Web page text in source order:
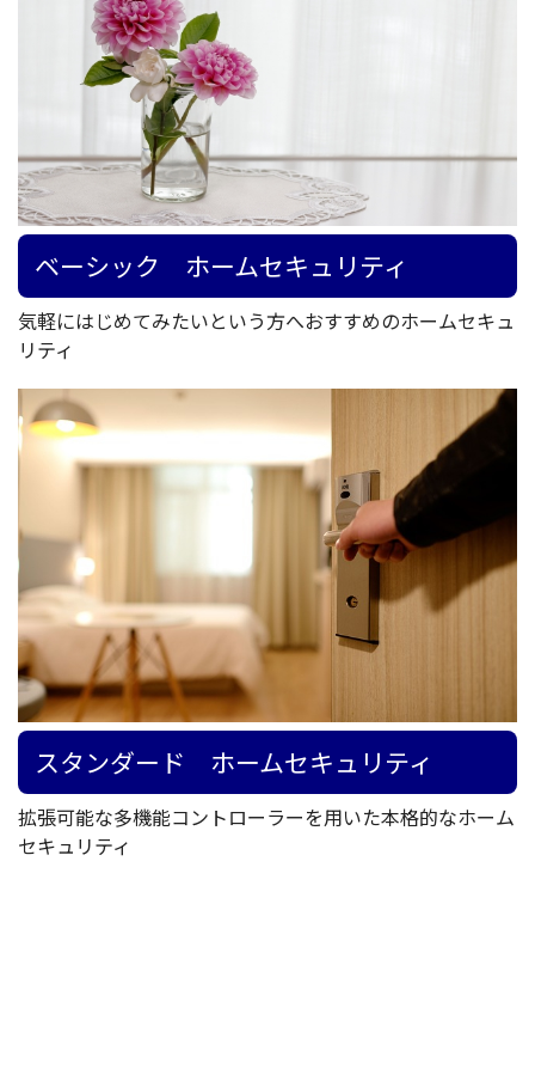
ベーシック ホームセキュリティ
気軽にはじめてみたいという方へおすすめのホームセキュ
リティ
スタンダード ホームセキュリティ
拡張可能な多機能コントローラーを用いた本格的なホーム
セキュリティ